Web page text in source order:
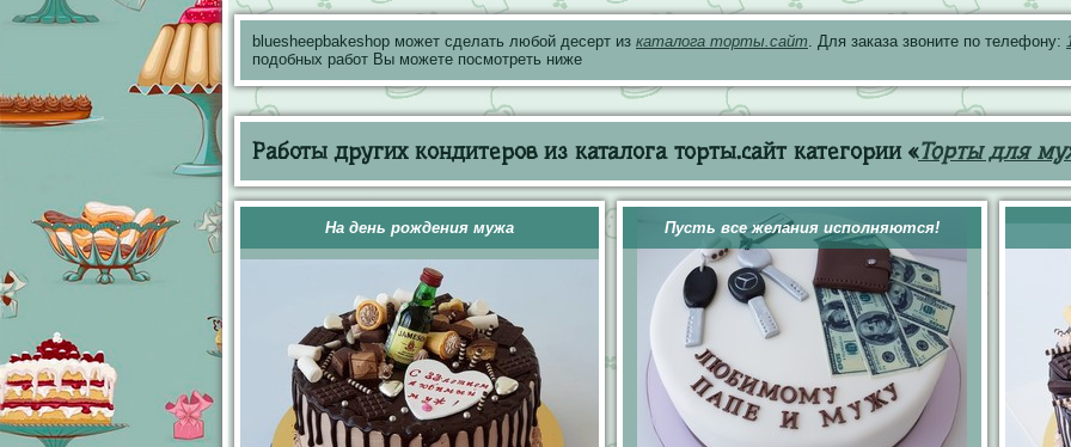
bluesheepbakeshop может сделать любой десерт из каталога торты.сайт. Для заказа звоните по телефону:
подобных работ Вы можете посмотреть ниже
Работы других кондитеров из каталога торты.сайт категории «Торты для
На день рождения мужа Пусть все желания исполняются!